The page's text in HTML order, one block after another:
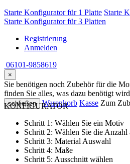
Starte Konfigurator für 1 Platte Starte
Starte Konfigurator für 3 Platten
Registrierung
Anmelden
06101-9858619
×
Sie benötigen noch Zubehör für die
finden Sie alles, was dazu benötigt wird
schließen Warenkorb Kasse Zum
KONFIGURATOR
Schritt 1: Wählen Sie ein Motiv
Schritt 2: Wählen Sie die Anzahl
Schritt 3: Material Auswahl
Schritt 4: Maße
Schritt 5: Ausschnitt wählen